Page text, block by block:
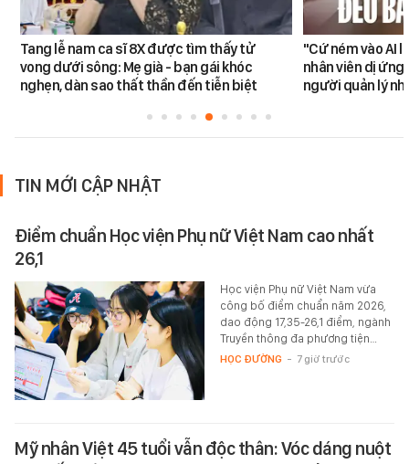
Tang lễ nam ca sĩ 8X được tìm thấy tử
vong dưới sông: Mẹ già - bạn gái khóc
nghẹn, dàn sao thất thần đến tiễn biệt
"Cứ ném vào AI
nhân viên dị ứng
người quản lý
TIN MỚI CẬP NHẬT
Điểm chuẩn Học viện Phụ nữ Việt Nam cao nhất
26,1
Học viện Phụ nữ Việt Nam vừa
công bố điểm chuẩn năm 2026,
dao động 17,35-26,1 điểm, ngành
Truyền thông đa phương tiện…
HỌC ĐƯỜNG - 7 giờ trước
Mỹ nhân Việt 45 tuổi vẫn độc thân: Vóc dáng nuột